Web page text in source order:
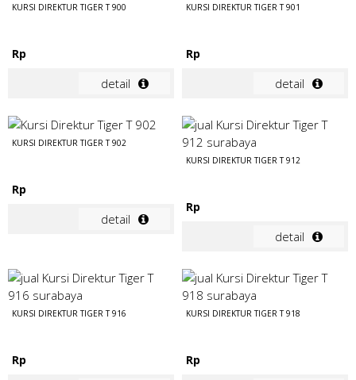
KURSI DIREKTUR TIGER T 900
Rp
detail
KURSI DIREKTUR TIGER T 901
Rp
detail
KURSI DIREKTUR TIGER T 902
Rp
detail
KURSI DIREKTUR TIGER T 912
Rp
detail
KURSI DIREKTUR TIGER T 916
Rp
KURSI DIREKTUR TIGER T 918
Rp